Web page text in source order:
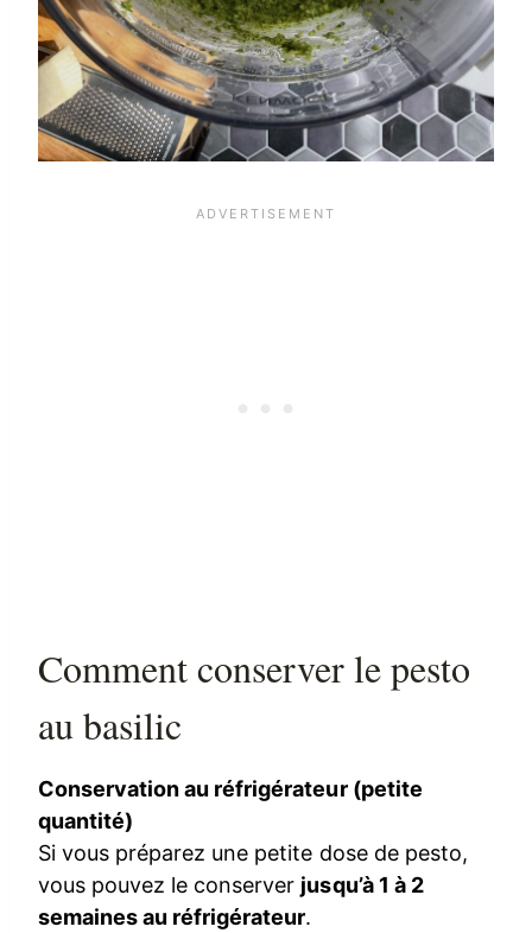
Comment conserver le pesto
au basilic
Conservation au réfrigérateur (petite
quantité)
Si vous préparez une petite dose de pesto,
vous pouvez le conserver jusqu’à 1 à 2
semaines au réfrigérateur.